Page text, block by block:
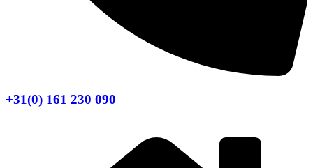
+31(0) 161 230 090